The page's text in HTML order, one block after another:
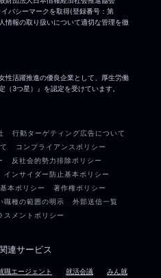
イバシーマークを取得(登録番号：第
情報の取り扱いについて適切な管理を徹
性活躍推進の優良企業として、厚生労働
（3つ星）』を認定を受けています。
行動ターゲティング広告について
コンプライアンスポリシー
反社会的勢力排除ポリシー
インサイダー防止基本ポリシー
本ポリシー
著作権ポリシー
職種の範囲の明示
外部送信一覧
スメントポリシー